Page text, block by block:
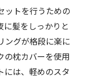
ットを行うための
に髪をしっかりと
ングが格段に楽に
の枕カバーを使用
には、軽めのスタ